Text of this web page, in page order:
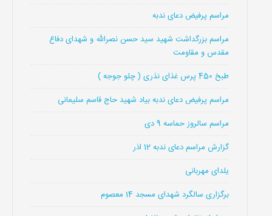
مراسم پرفیض دعای ندبه
مراسم بزرگداشت شهید سید حسن نصرالله و شهدای دفاع
مقدس و مقاومت
طبخ 450 پرس غذای نذری ( چلو جوجه )
مراسم پرفیض دعای ندبه بیاد شهید حاج قاسم سلیمانی
مراسم سالروز حماسه 9 دی
گزارش مراسم دعای ندبه 12 اذر
یلدای مهربانی
برگزاری سالگرد شهدای مسجد 14 معصوم